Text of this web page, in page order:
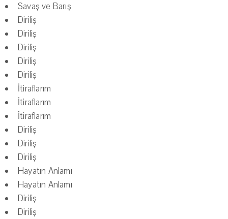
Savaş ve Barış
Diriliş
Diriliş
Diriliş
Diriliş
Diriliş
İtiraflarım
İtiraflarım
İtiraflarım
Diriliş
Diriliş
Diriliş
Hayatın Anlamı
Hayatın Anlamı
Diriliş
Diriliş